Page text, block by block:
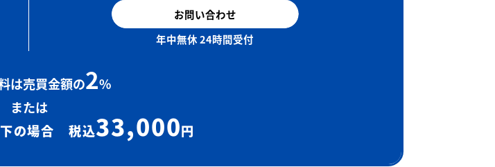
お問い合わせ
年中無休 24時間受付
は売買金額の2%
または
の場合 税込33,000円